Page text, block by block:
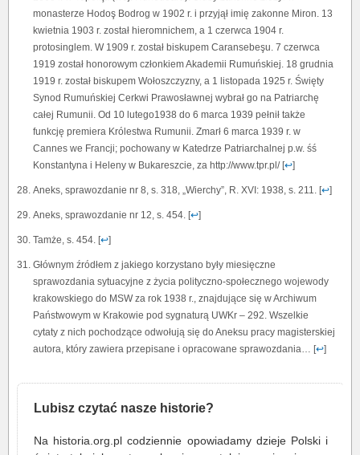
monasterze Hodoş Bodrog w 1902 r. i przyjął imię zakonne Miron. 13
kwietnia 1903 r. został hieromnichem, a 1 czerwca 1904 r.
protosinglem. W 1909 r. został biskupem Caransebeşu. 7 czerwca
1919 został honorowym członkiem Akademii Rumuńskiej. 18 grudnia
1919 r. został biskupem Wołoszczyzny, a 1 listopada 1925 r. Święty
Synod Rumuńskiej Cerkwi Prawosławnej wybrał go na Patriarchę
całej Rumunii. Od 10 lutego1938 do 6 marca 1939 pełnił także
funkcję premiera Królestwa Rumunii. Zmarł 6 marca 1939 r. w
Cannes we Francji; pochowany w Katedrze Patriarchalnej p.w. śś
Konstantyna i Heleny w Bukareszcie, za http://www.tpr.pl/ [↩]
Aneks, sprawozdanie nr 8, s. 318, „Wierchy”, R. XVI: 1938, s. 211. [↩]
Aneks, sprawozdanie nr 12, s. 454. [↩]
Tamże, s. 454. [↩]
Głównym źródłem z jakiego korzystano były miesięczne
sprawozdania sytuacyjne z życia polityczno-społecznego wojewody
krakowskiego do MSW za rok 1938 r., znajdujące się w Archiwum
Państwowym w Krakowie pod sygnaturą UWKr – 292. Wszelkie
cytaty z nich pochodzące odwołują się do Aneksu pracy magisterskiej
autora, który zawiera przepisane i opracowane sprawozdania… [↩]
Lubisz czytać nasze historie?
Na historia.org.pl codziennie opowiadamy dzieje Polski i